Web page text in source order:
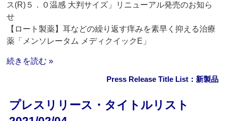
ス(R)５．０温感 大判サイズ」リニューアル発売のお知ら
せ
【ロート製薬】耳などの繰り返す痒みを素早く抑える治療
薬「メンソレータム メディクイックE」
続きを読む »
Press Release Title List：新製品
プレスリリース・タイトルリスト